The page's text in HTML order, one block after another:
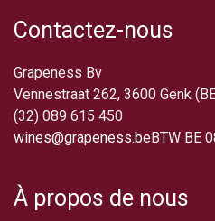
Contactez-nous
Grapeness Bv
Vennestraat 262, 3600 Genk
(32) 089 615 450
wines@grapeness.beBTW BE
À propos de nous